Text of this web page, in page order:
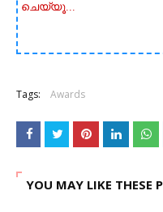
ചെയ്യൂ...
Tags: Awards
YOU MAY LIKE THESE